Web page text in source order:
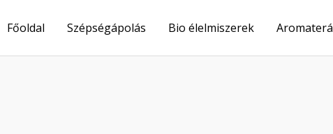
Főoldal Szépségápolás Bio élelmiszerek